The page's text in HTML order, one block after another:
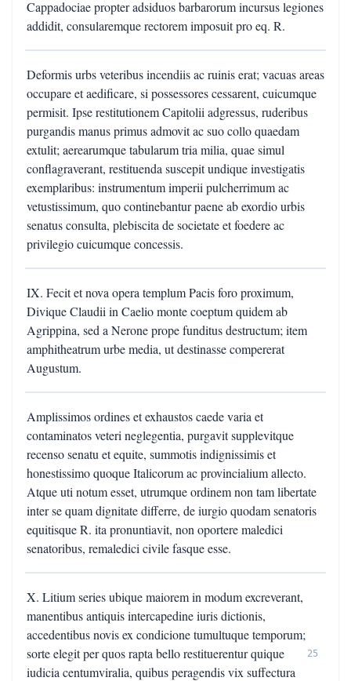
Cappadociae propter adsiduos barbarorum incursus legiones
addidit, consularemque rectorem imposuit pro eq. R.
Deformis urbs veteribus incendiis ac ruinis erat; vacuas areas
occupare et aedificare, si possessores cessarent, cuicumque
permisit. Ipse restitutionem Capitolii adgressus, ruderibus
purgandis manus primus admovit ac suo collo quaedam
extulit; aerearumque tabularum tria milia, quae simul
conflagraverant, restituenda suscepit undique investigatis
exemplaribus: instrumentum imperii pulcherrimum ac
vetustissimum, quo continebantur paene ab exordio urbis
senatus consulta, plebiscita de societate et foedere ac
privilegio cuicumque concessis.
IX. Fecit et nova opera templum Pacis foro proximum,
Divique Claudii in Caelio monte coeptum quidem ab
Agrippina, sed a Nerone prope funditus destructum; item
amphitheatrum urbe media, ut destinasse compererat
Augustum.
Amplissimos ordines et exhaustos caede varia et
contaminatos veteri neglegentia, purgavit supplevitque
recenso senatu et equite, summotis indignissimis et
honestissimo quoque Italicorum ac provincialium allecto.
Atque uti notum esset, utrumque ordinem non tam libertate
inter se quam dignitate differre, de iurgio quodam senatoris
equitisque R. ita pronuntiavit, non oportere maledici
senatoribus, remaledici civile fasque esse.
X. Litium series ubique maiorem in modum excreverant,
manentibus antiquis intercapedine iuris dictionis,
accedentibus novis ex condicione tumultuque temporum;
sorte elegit per quos rapta bello restituerentur quique
iudicia centumviralia, quibus peragendis vix suffectura
25